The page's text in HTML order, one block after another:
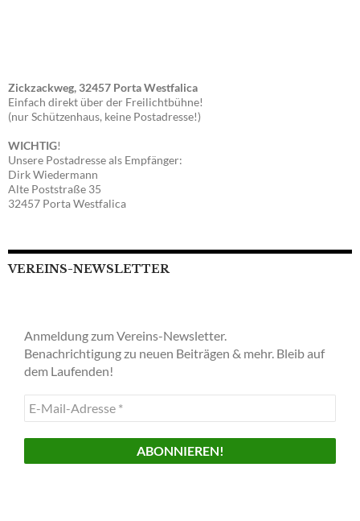
Zickzackweg, 32457 Porta Westfalica
Einfach direkt über der Freilichtbühne!
(nur Schützenhaus, keine Postadresse!)
WICHTIG!
Unsere Postadresse als Empfänger:
Dirk Wiedermann
Alte Poststraße 35
32457 Porta Westfalica
VEREINS-NEWSLETTER
Anmeldung zum Vereins-Newsletter.
Benachrichtigung zu neuen Beiträgen & mehr. Bleib auf
dem Laufenden!
E-
Mail-
Adresse